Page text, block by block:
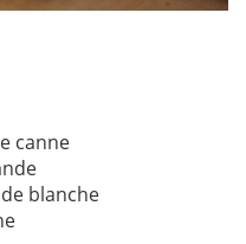
canne
blanche